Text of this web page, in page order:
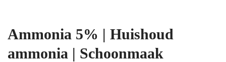
Ammonia 5% | Huishoud
ammonia | Schoonmaak